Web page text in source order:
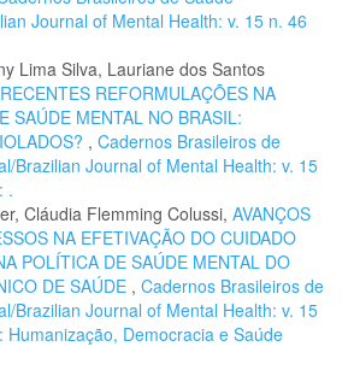
Journal of Mental Health: v. 15 n. 46
Lima Silva, Lauriane dos Santos
REFORMULAÇÕES NA
SAÚDE MENTAL NO BRASIL:
, Cadernos Brasileiros de
Brazilian Journal of Mental Health: v. 15
.
Cláudia Flemming Colussi, AVANÇOS
NA EFETIVAÇÃO DO CUIDADO
POLÍTICA DE SAÚDE MENTAL DO
DE SAÚDE , Cadernos Brasileiros de
Brazilian Journal of Mental Health: v. 15
Humanização, Democracia e Saúde